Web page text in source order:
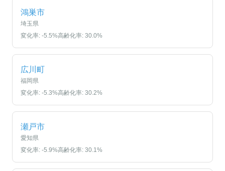
鴻巣市
埼玉県
変化率: -5.5%高齢化率: 30.0%
広川町
福岡県
変化率: -5.3%高齢化率: 30.2%
瀬戸市
愛知県
変化率: -5.9%高齢化率: 30.1%